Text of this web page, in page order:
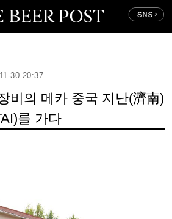
비의 메카 중국 지난(濟南)
를 가다
30 20:37